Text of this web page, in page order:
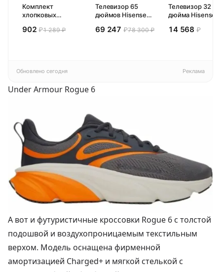
Комплект
хлопковых
полотенец 4 шт,
902₽1 289 ₽
Телевизор 65
дюймов Hisense
(2026) Смарт ТВ
69 247 ₽78 300 ₽
Телевизор 32
дюйма Hisense
Смарт ТВ HD
14 568 ₽
Обновлено сегодня Реклама
Under Armour Rogue 6
А вот и футуристичные кроссовки Rogue 6 с толстой
подошвой и воздухопроницаемым текстильным
верхом. Модель оснащена фирменной
амортизацией Charged+ и мягкой стелькой с